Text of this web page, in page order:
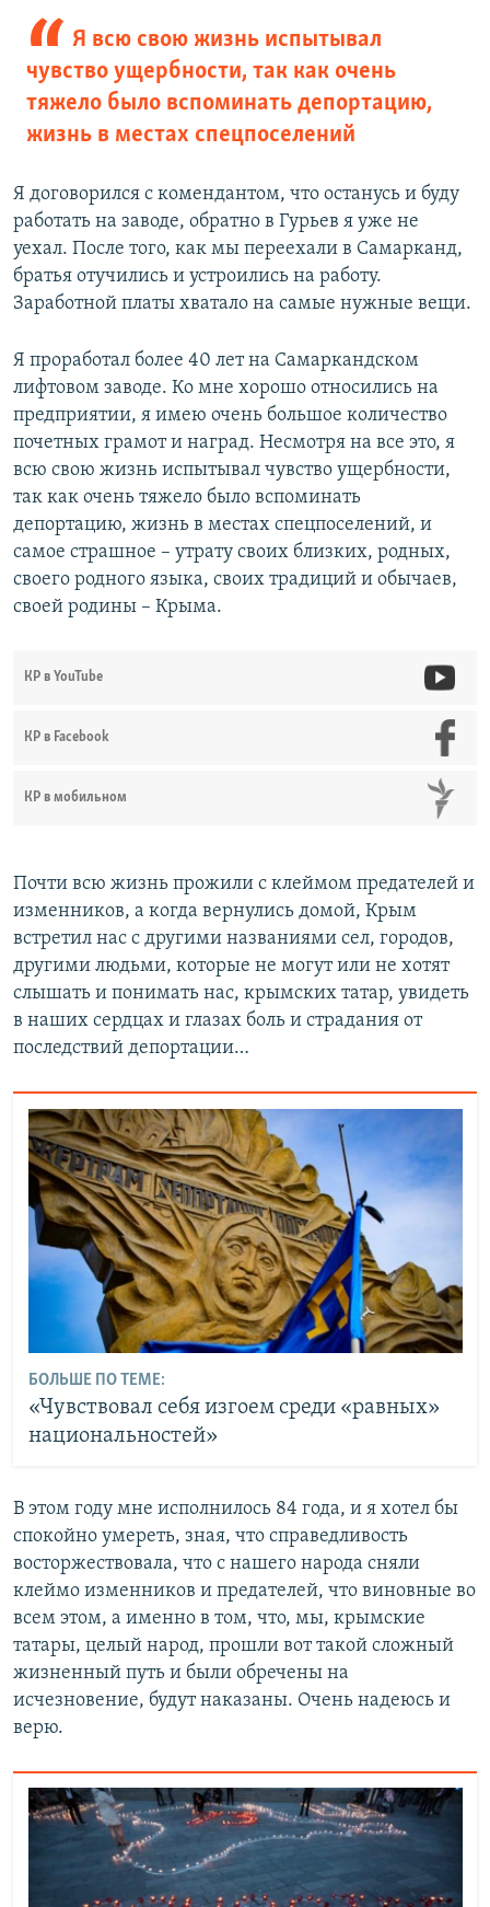
Я всю свою жизнь испытывал
чувство ущербности, так как очень
тяжело было вспоминать депортацию,
жизнь в местах спецпоселений
Я договорился с комендантом, что останусь и буду
работать на заводе, обратно в Гурьев я уже не
уехал. После того, как мы переехали в Самарканд,
братья отучились и устроились на работу.
Заработной платы хватало на самые нужные вещи.
Я проработал более 40 лет на Самаркандском
лифтовом заводе. Ко мне хорошо относились на
предприятии, я имею очень большое количество
почетных грамот и наград. Несмотря на все это, я
всю свою жизнь испытывал чувство ущербности,
так как очень тяжело было вспоминать
депортацию, жизнь в местах спецпоселений, и
самое страшное – утрату своих близких, родных,
своего родного языка, своих традиций и обычаев,
своей родины – Крыма.
КР в YouTube
КР в Facebook
КР в мобильном
Почти всю жизнь прожили с клеймом предателей и
изменников, а когда вернулись домой, Крым
встретил нас с другими названиями сел, городов,
другими людьми, которые не могут или не хотят
слышать и понимать нас, крымских татар, увидеть
в наших сердцах и глазах боль и страдания от
последствий депортации…
БОЛЬШЕ ПО ТЕМЕ:
«Чувствовал себя изгоем среди «равных»
национальностей»
В этом году мне исполнилось 84 года, и я хотел бы
спокойно умереть, зная, что справедливость
восторжествовала, что с нашего народа сняли
клеймо изменников и предателей, что виновные во
всем этом, а именно в том, что, мы, крымские
татары, целый народ, прошли вот такой сложный
жизненный путь и были обречены на
исчезновение, будут наказаны. Очень надеюсь и
верю.